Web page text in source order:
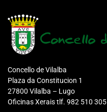
Concello de Vilalba
Plaza da Constitucion 1
27800 Vilalba – Lugo
Oficinas Xerais tlf. 982 510 305